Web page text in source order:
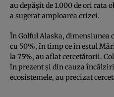
au depășit de 1.000 de ori rata
a sugerat amploarea crizei.
În Golful Alaska, dimensiunea
cu 50%, în timp ce în estul
la 75%, au aflat cercetătorii.
în prezent și din cauza
ecosistemele, au precizat